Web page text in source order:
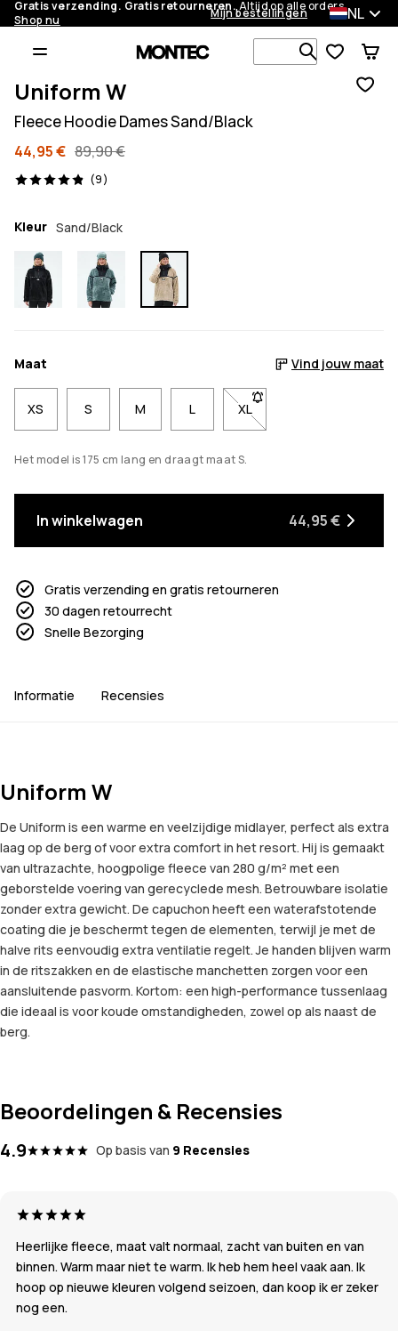
Gratis verzending. Gratis retourneren.Altijd op alle orders.
Shop nu
Mijn bestellingen NL
Zoek in 1
Uniform W
Fleece Hoodie Dames Sand/Black
44,95 € 89,90 €
(9)
9 beoordelingen, 4.9/5
Kleur Sand/Black
Maat Vind jouw maat
XS S M L XL- Maat XL niet
Het model is 175 cm lang en draagt maat S.
In winkelwagen 44,95 €
Gratis verzending en gratis retourneren
30 dagen retourrecht
Snelle Bezorging
Informatie Recensies
Uniform W
De Uniform is een warme en veelzijdige midlayer, perfect als extra
laag op de berg of voor extra comfort in het resort. Hij is gemaakt
van ultrazachte, hoogpolige fleece van 280 g/m² met een
geborstelde voering van gerecyclede mesh. Betrouwbare isolatie
zonder extra gewicht. De capuchon heeft een waterafstotende
coating die je beschermt tegen de elementen, terwijl je met de
halve rits eenvoudig extra ventilatie regelt. Je handen blijven warm
in de ritszakken en de elastische manchetten zorgen voor een
aansluitende pasvorm. Kortom: een high-performance tussenlaag
die ideaal is voor koude omstandigheden, zowel op als naast de
berg.
Beoordelingen & Recensies
4.9 Op basis van 9 Recensies
Heerlijke fleece, maat valt normaal, zacht van buiten en van
binnen. Warm maar niet te warm. Ik heb hem heel vaak aan. Ik
hoop op nieuwe kleuren volgend seizoen, dan koop ik er zeker
nog een.